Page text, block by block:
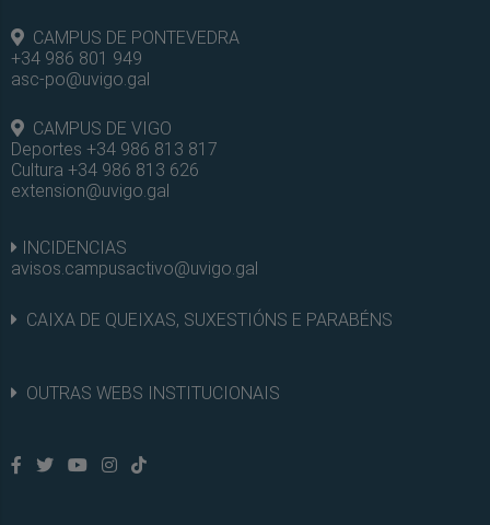
CAMPUS DE PONTEVEDRA
+34 986 801 949
asc-po@uvigo.gal
CAMPUS DE VIGO
Deportes +34 986 813 817
Cultura +34 986 813 626
extension@uvigo.gal
INCIDENCIAS
avisos.campusactivo@uvigo.gal
CAIXA DE QUEIXAS, SUXESTIÓNS E PARABÉNS
OUTRAS WEBS INSTITUCIONAIS